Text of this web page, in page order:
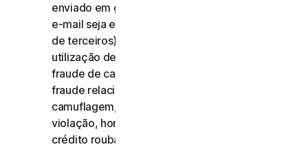
enviado em grandes quantidades (mesmo que o
e-mail seja encaminhado através de servidores
de terceiros), qualquer imposição de pop-ups,
utilização de cartões de crédito roubados,
fraude de cartões de crédito, fraude financeira,
fraude relacionada com criptomoedas,
camuflagem, extorsão, chantagem, rapto,
violação, homicídio, venda de cartões de
crédito roubados, venda de bens roubados,